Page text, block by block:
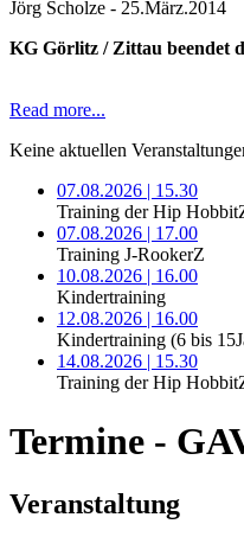
Jörg Scholze - 25.März.2014
KG Görlitz / Zittau beendet
Read more...
Keine aktuellen
07.08.2026 | 15.30
Training der Hip
07.08.2026 | 17.00
Training J-RookerZ
10.08.2026 | 16.00
Kindertraining
12.08.2026 | 16.00
Kindertraining (6 bis
14.08.2026 | 15.30
Training der Hip
Termine -
Veranstaltung